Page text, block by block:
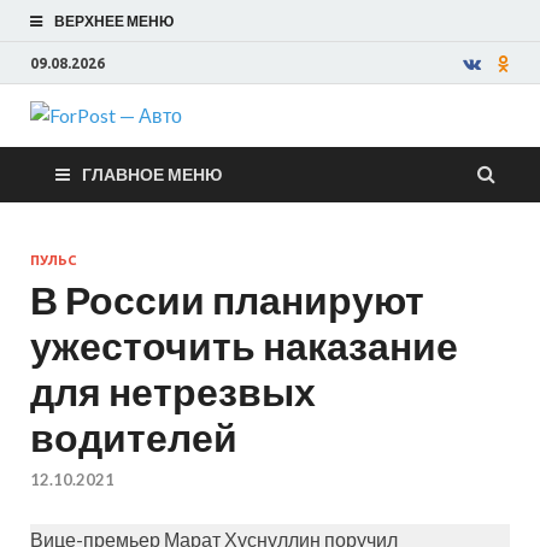
ВЕРХНЕЕ МЕНЮ
09.08.2026
ForPost —
Авто
ГЛАВНОЕ МЕНЮ
ПУЛЬС
В России планируют
ужесточить наказание
для нетрезвых
водителей
12.10.2021
Вице-премьер Марат Хуснуллин поручил